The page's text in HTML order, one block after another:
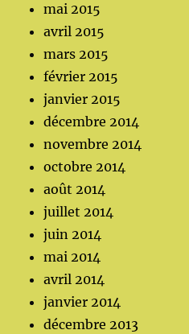
mai 2015
avril 2015
mars 2015
février 2015
janvier 2015
décembre 2014
novembre 2014
octobre 2014
août 2014
juillet 2014
juin 2014
mai 2014
avril 2014
janvier 2014
décembre 2013